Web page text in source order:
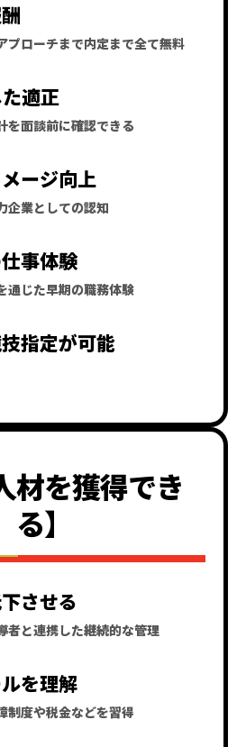
プローチまで内定まで全て無料
適正
を面談前に確認できる
ージ向上
企業としての認知
事体験
通じた早期の職務体験
指定が可能
材を獲得でき
る】
させる
者と連携した継続的な管理
を理解
制度や税金などを習得